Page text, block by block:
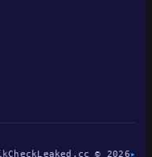
CheckLeaked.cc © 2026